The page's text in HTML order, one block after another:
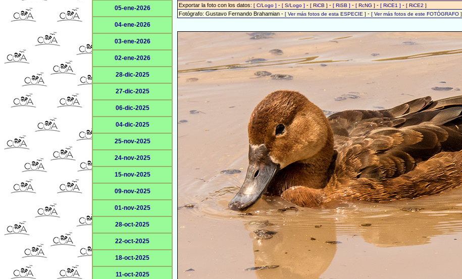
05-ene-2026
04-ene-2026
03-ene-2026
02-ene-2026
28-dic-2025
27-dic-2025
06-dic-2025
04-dic-2025
25-nov-2025
24-nov-2025
15-nov-2025
09-nov-2025
01-nov-2025
28-oct-2025
22-oct-2025
18-oct-2025
11-oct-2025
Exportar la foto con los datos: [ C/Logo ] - [ S/Logo ] - [ RiCB ] - [ RiSB ] - [ RcNG ] - [ RiCE1 ] - [ RiCE2 ]
Fotógrafo: Gustavo Fernando Brahamian - [ Ver más fotos de esta ESPECIE ] - [ Ver más fotos de este FOTÓGRAFO ]